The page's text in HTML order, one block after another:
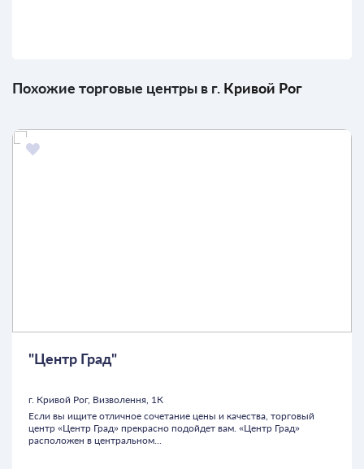
Похожие торговые центры в г. Кривой Рог
"Центр Град"
г. Кривой Рог, Визволення, 1К
Если вы ищите отличное сочетание цены и качества, торговый
центр «Центр Град» прекрасно подойдет вам. «Центр Град»
расположен в центральном...